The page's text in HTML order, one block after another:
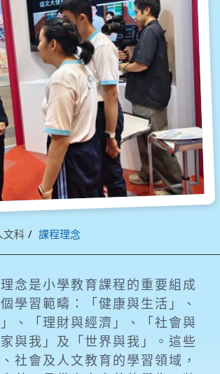
文科 課程理念
念是小學教育課程的重要組成
學習範疇：「健康與生活」、
」、「理財與經濟」、「社會與
與我」及「世界與我」。這些
社會及人文教育的學習領域，